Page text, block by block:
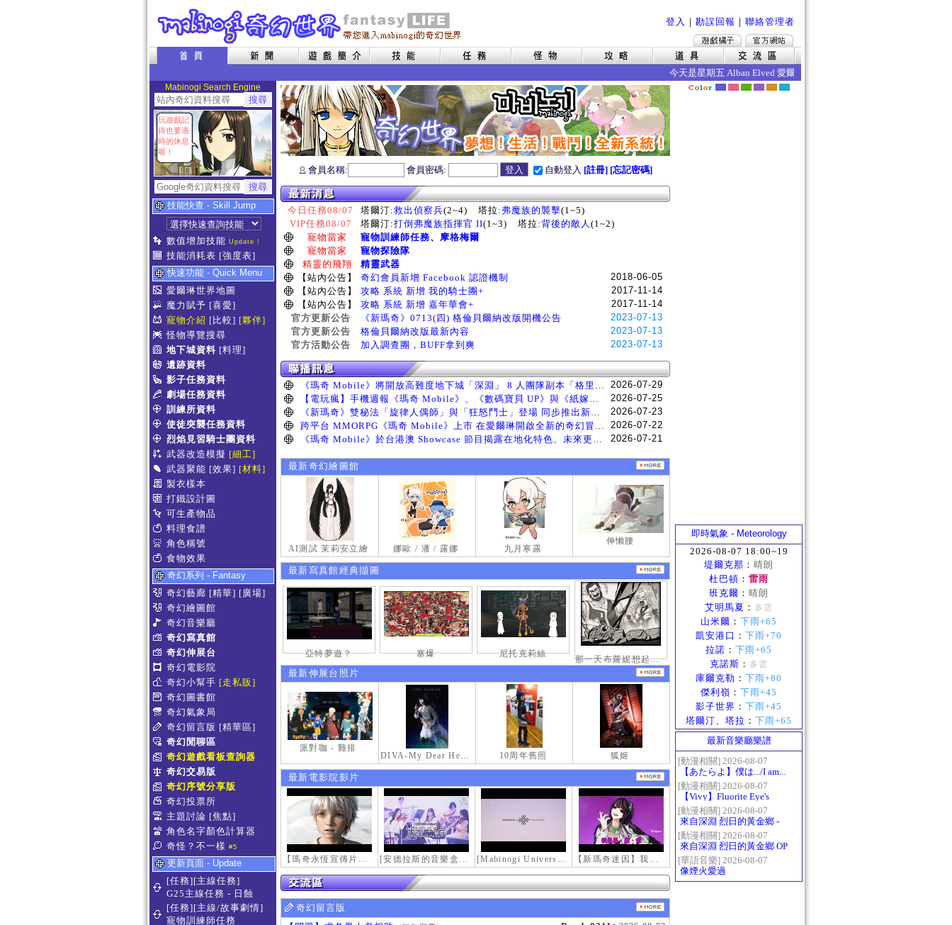
登入 ｜ 勘誤回報 ｜ 聯絡管理者
今天是星期五 Alban Elved 愛爾琳秋收 今日的效果如下 ‧死亡懲罰
Mabinogi Search Engine
玩遊戲記
得也要適
時的休息
喔！
技能快查 - Skill Jump
數值增加技能 Update !
技能消耗表 [強度表]
快速功能 - Quick Menu
愛爾琳世界地圖
魔力賦予 [喜愛]
寵物介紹 [比較] [夥伴]
怪物導覽搜尋
地下城資料 [料理]
遺跡資料
影子任務資料
劇場任務資料
訓練所資料
使徒突襲任務資料
烈焰見習騎士團資料
武器改造模擬 [細工]
武器聚能 [效果] [材料]
製衣樣本
打鐵設計圖
可生產物品
料理食譜
角色稱號
食物效果
奇幻系列 - Fantasy
奇幻藝廊 [精華] [廣場]
奇幻繪圖館
奇幻音樂廳
奇幻寫真館
奇幻伸展台
奇幻電影院
奇幻小幫手 [走私販]
奇幻圖書館
奇幻氣象局
奇幻留言版 [精華區]
奇幻閒聊區
奇幻遊戲看板查詢器
奇幻交易版
奇幻序號分享版
奇幻投票所
主題討論 [焦點]
角色名字顏色計算器
奇怪？不一樣 #5
更新頁面 - Update
[任務][主線任務]
G25主線任務 - 日蝕
[任務][主線/故事劇情]
寵物訓練師任務
會員名稱: 會員密碼: 自動登入 [註冊] [忘記密碼]
今日任務08/07 塔爾汀:救出偵察兵(2~4) 塔拉: 弗魔族的襲擊(1~5)
VIP任務08/07
塔爾汀:打倒弗魔族指揮官 II(1~3) 塔拉:背後的敵人 (1~2)
寵物當家
寵物訓練師任務、 摩格梅爾
寵物當家
寵物探險隊
精靈的飛翔
精靈武器
【站內公告】
奇幻會員新增 Facebook 認證機制
2018-06-05
【站內公告】
攻略 系統 新增 我的騎士團+
2017-11-14
【站內公告】
攻略 系統 新增 嘉年華會+
2017-11-14
官方更新公告
《新瑪奇》0713(四) 格倫貝爾納改版開機公告
2023-07-13
官方更新公告
格倫貝爾納改版最新內容
2023-07-13
官方活動公告
加入調查團，BUFF拿到爽 2023-07-13
《瑪奇 Mobile》將開放高難度地下城「深淵」 8 人團隊副本「格里斯貝恩」將於 8 月 5 日登場
2026-07-29
【電玩瘋】手機週報《瑪奇 Mobile》、《數碼寶貝 UP》與《紙嫁衣 9 羅浮夢》等遊戲
2026-07-25
《新瑪奇》雙秘法「旋律人偶師」與「狂怒鬥士」登場 同步推出新系統「神秘工坊」
2026-07-23
跨平台 MMORPG《瑪奇 Mobile》上市 在愛爾琳開啟全新的奇幻冒險生活
2026-07-22
《瑪奇 Mobile》於台港澳 Showcase 節目揭露在地化特色、未來更新計畫等內容 首次公開台灣動畫
2026-07-21
最新奇幻繪圖館
AI測試 茉莉安立繪 娜歐 / 潘 / 露娜 九月寒露
伸懶腰
最新寫真館經典擷圖
亞特夢遊？ 塞爆 尼托克莉絲
那一天布蘿妮想起老佛的奶油手
最新伸展台照片
派對咖 - 雞排
DIVA-My Dear Heroine- 10周年舊照 狐姬
最新電影院影片
【瑪奇永恆宣傳片】最初的感動 [安德拉斯的音樂盒｜靈魂的音樂盒] Mabinogi OST - Music Box of the Soul | Crossover COVER [Mabinogi Universe] 謝謝你來到這個世界... 【新瑪奇迷因】我更喜歡你
奇幻留言版
即時氣象 - Meteorology
2026-08-07 18:00~19
堤爾克那 ： 晴朗
杜巴頓 ： 雷雨
班克爾 ： 晴朗
艾明馬夏 ： 多雲
山米爾 ： 下雨+65
凱安港口 ： 下雨+70
拉諾 ： 下雨+65
克諾斯 ： 多雲
庫爾克勒 ： 下雨+80
傑利嶺 ： 下雨+45
影子世界 ： 下雨+45
塔爾汀、塔拉 ： 下雨+65
最新音樂廳樂譜
[動漫相關] 2026-08-07
【あたらよ】僕は.../I am...
（我內心的糟糕念頭/僕の
心のヤバイやつ第二季
OP）
[動漫相關] 2026-08-07
【Vivy】Fluorite Eye's
Song
[動漫相關] 2026-08-07
來自深淵 烈日的黃金鄉 -
Gravity
[動漫相關] 2026-08-07
來自深淵 烈日的黃金鄉 OP
- かたち(Katachi)
[華語音樂] 2026-08-07
像煙火愛過